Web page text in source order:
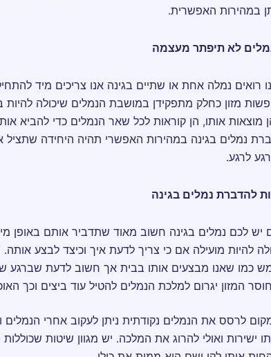
במהירות האפשרית.
לא תיפתר מעצמה
רואים נמלה אחת או שתיים בגינה אנו צריכים מיד
מזון כחלק מתפקידן במושבת הנמלים שיכולה
מוצאות אותו, הן קוראות לכל שאר הנמלים כדי להביא
נמלים בגינה במהירות האפשרי תהיה היחידה
לרגע.
להדברת נמלים בגינה
יש לכם נמלים בגינה חשוב מאוד שתדביר אותם באופן
להיות מועילה אם כי צריך לדעת איך וכיצד לבצע אותה.
כמו שאנו מבצעים אותו בבית אך חשוב לדעת שברגע
המזון יגרום למלכת הנמלים להטיל עוד ביצים וכך
לרסס את הנמלים נקודתית ניתן לעקוב אחרי הנמלים
ישירות ואולי להרוג את המלכה. יש מגוון שיטות